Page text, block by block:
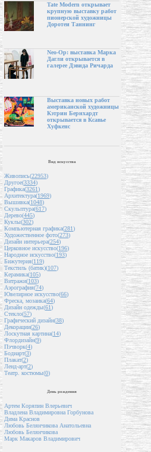
Tate Modern открывает
крупную выставку работ
пионерской художницы
Доротеи Таннинг
Neo-Op: выставка Марка
Дагли открывается в
галерее Дэвида Ричарда
Выставка новых работ
американской художницы
Кэтрин Бернхардт
открывается в Ксавье
Хуфкенс
Вид искусства
Живопись(22953)
Другое(3334)
Графика(3261)
Архитектура(1969)
Вышивка(1048)
Скульптура(617)
Дерево(445)
Куклы(302)
Компьютерная графика(281)
Художественное фото(273)
Дизайн интерьера(254)
Церковное искусство(196)
Народное искусство(193)
Бижутерия(119)
Текстиль (батик)(107)
Керамика(105)
Витражи(103)
Аэрография(74)
Ювелирное искусство(66)
Фреска, мозаика(64)
Дизайн одежды(61)
Стекло(57)
Графический дизайн(38)
Декорации(26)
Лоскутная картина(14)
Флордизайн(9)
Пэчворк(4)
Бодиарт(3)
Плакат(2)
Ленд-арт(2)
Театр. костюмы(0)
День рождения
Артем Коряпин Влерьевич
Владлена Владимировна Горбунова
Дима Краснов
Любовь Белянчикова Анатольевна
Любовь Белянчикова
Марк Макаров Владимирович